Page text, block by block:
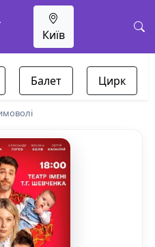
Київ
Балет Цирк